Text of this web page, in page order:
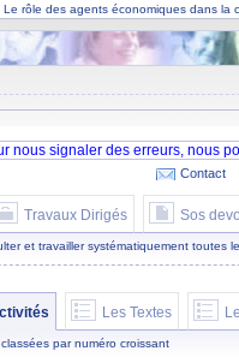
Le rôle des agents économiques dans la
Contact
Travaux Dirigés Sos
et travailler systématiquement toutes
Les Textes
par numéro croissant